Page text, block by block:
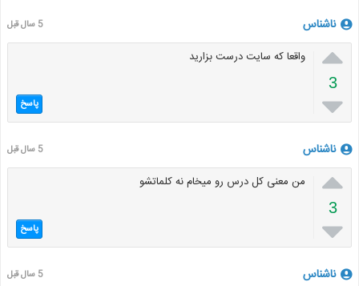
ناشناس 5 سال قبل

3

واقعا که سایت درست بزارید
پاسخ
ناشناس 5 سال قبل

3

من معنی کل درس رو میخام نه کلماتشو
پاسخ
ناشناس 5 سال قبل